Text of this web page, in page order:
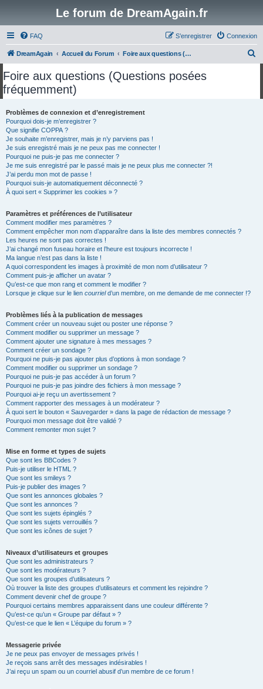
Le forum de DreamAgain.fr
FAQ Connexion
S’enregistrer
DreamAgain Accueil du Forum Foire aux questions (Questions posées fréquemment)
Foire aux questions (Questions posées
fréquemment)
Problèmes de connexion et d’enregistrement
Pourquoi dois-je m’enregistrer ?
Que signifie COPPA ?
Je souhaite m’enregistrer, mais je n’y parviens pas !
Je suis enregistré mais je ne peux pas me connecter !
Pourquoi ne puis-je pas me connecter ?
Je me suis enregistré par le passé mais je ne peux plus me connecter ?!
J’ai perdu mon mot de passe !
Pourquoi suis-je automatiquement déconnecté ?
À quoi sert « Supprimer les cookies » ?
Paramètres et préférences de l’utilisateur
Comment modifier mes paramètres ?
Comment empêcher mon nom d’apparaître dans la liste des membres connectés ?
Les heures ne sont pas correctes !
J’ai changé mon fuseau horaire et l’heure est toujours incorrecte !
Ma langue n’est pas dans la liste !
A quoi correspondent les images à proximité de mon nom d’utilisateur ?
Comment puis-je afficher un avatar ?
Qu’est-ce que mon rang et comment le modifier ?
Lorsque je clique sur le lien courrield’un membre, on me demande de me connecter !?
Problèmes liés à la publication de messages
Comment créer un nouveau sujet ou poster une réponse ?
Comment modifier ou supprimer un message ?
Comment ajouter une signature à mes messages ?
Comment créer un sondage ?
Pourquoi ne puis-je pas ajouter plus d’options à mon sondage ?
Comment modifier ou supprimer un sondage ?
Pourquoi ne puis-je pas accéder à un forum ?
Pourquoi ne puis-je pas joindre des fichiers à mon message ?
Pourquoi ai-je reçu un avertissement ?
Comment rapporter des messages à un modérateur ?
À quoi sert le bouton « Sauvegarder » dans la page de rédaction de message ?
Pourquoi mon message doit être validé ?
Comment remonter mon sujet ?
Mise en forme et types de sujets
Que sont les BBCodes ?
Puis-je utiliser le HTML ?
Que sont les smileys ?
Puis-je publier des images ?
Que sont les annonces globales ?
Que sont les annonces ?
Que sont les sujets épinglés ?
Que sont les sujets verrouillés ?
Que sont les icônes de sujet ?
Niveaux d’utilisateurs et groupes
Que sont les administrateurs ?
Que sont les modérateurs ?
Que sont les groupes d’utilisateurs ?
Où trouver la liste des groupes d’utilisateurs et comment les rejoindre ?
Comment devenir chef de groupe ?
Pourquoi certains membres apparaissent dans une couleur différente ?
Qu’est-ce qu’un « Groupe par défaut » ?
Qu’est-ce que le lien « L’équipe du forum » ?
Messagerie privée
Je ne peux pas envoyer de messages privés !
Je reçois sans arrêt des messages indésirables !
J’ai reçu un spam ou un courriel abusif d’un membre de ce forum !